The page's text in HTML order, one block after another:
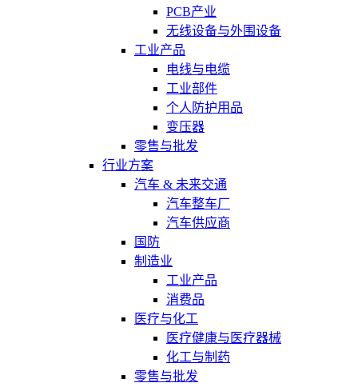
PCB产业
无线设备与外围设备
工业产品
电线与电缆
工业部件
个人防护用品
变压器
零售与批发
行业方案
汽车 & 未来交通
汽车整车厂
汽车供应商
国防
制造业
工业产品
消费品
医疗与化工
医疗健康与医疗器械
化工与制药
零售与批发